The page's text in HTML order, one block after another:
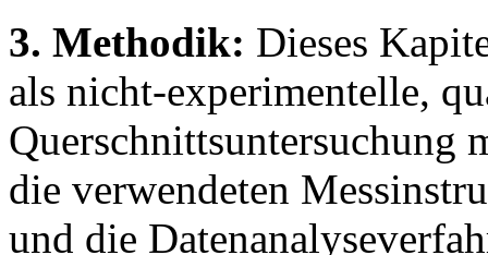
3. Methodik: Dieses
als nicht-experimentelle,
Querschnittsuntersuchung
die verwendeten
und die